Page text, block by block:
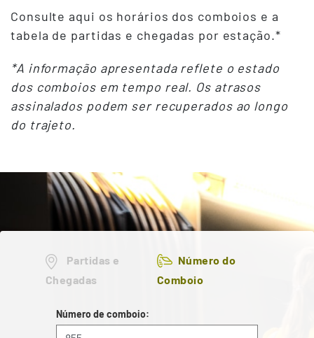
Consulte aqui os horários dos comboios e a
tabela de partidas e chegadas por estação.*
*A informação apresentada reflete o estado
dos comboios em tempo real. Os atrasos
assinalados podem ser recuperados ao longo
do trajeto.
Partidas e
Chegadas
Número do
Comboio
Número de comboio: